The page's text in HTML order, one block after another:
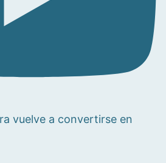
vuelve a convertirse en